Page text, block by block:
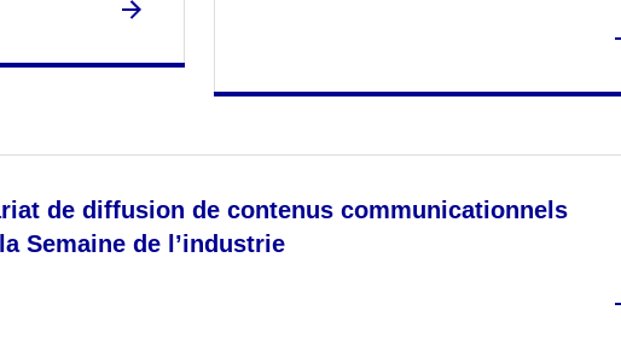
de diffusion de contenus communicationnels
Semaine de l’industrie